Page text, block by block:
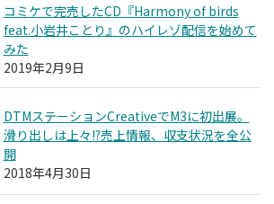
コミケで完売したCD『Harmony of birds
feat.小岩井ことり』のハイレゾ配信を始めて
みた
2019年2月9日
DTMステーションCreativeでM3に初出展。
滑り出しは上々!?売上情報、収支状況を全公
開
2018年4月30日